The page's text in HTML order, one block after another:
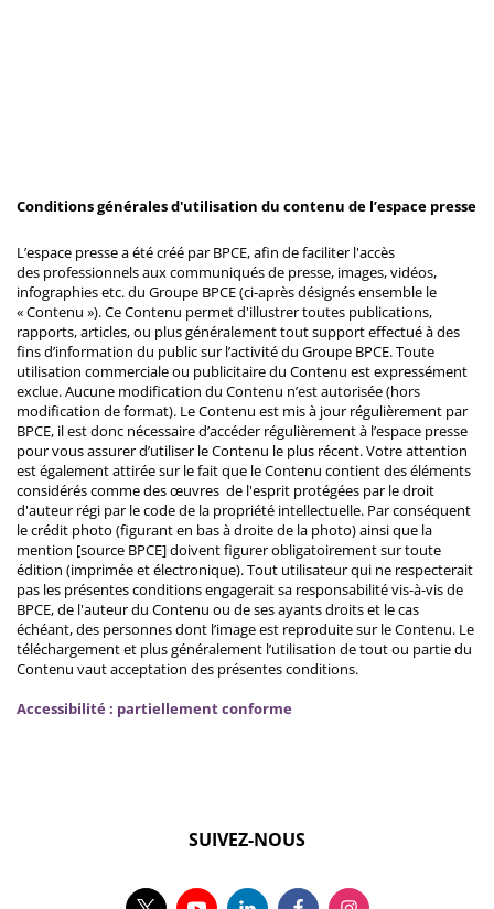
Conditions générales d'utilisation du contenu de l’espace presse
L’espace presse a été créé par BPCE, afin de faciliter l'accès
des professionnels aux communiqués de presse, images, vidéos,
infographies etc. du Groupe BPCE (ci-après désignés ensemble le
« Contenu »). Ce Contenu permet d'illustrer toutes publications,
rapports, articles, ou plus généralement tout support effectué à des
fins d’information du public sur l’activité du Groupe BPCE. Toute
utilisation commerciale ou publicitaire du Contenu est expressément
exclue. Aucune modification du Contenu n’est autorisée (hors
modification de format). Le Contenu est mis à jour régulièrement par
BPCE, il est donc nécessaire d’accéder régulièrement à l’espace presse
pour vous assurer d’utiliser le Contenu le plus récent. Votre attention
est également attirée sur le fait que le Contenu contient des éléments
considérés comme des œuvres de l'esprit protégées par le droit
d'auteur régi par le code de la propriété intellectuelle. Par conséquent
le crédit photo (figurant en bas à droite de la photo) ainsi que la
mention [source BPCE] doivent figurer obligatoirement sur toute
édition (imprimée et électronique). Tout utilisateur qui ne respecterait
pas les présentes conditions engagerait sa responsabilité vis-à-vis de
BPCE, de l'auteur du Contenu ou de ses ayants droits et le cas
échéant, des personnes dont l’image est reproduite sur le Contenu. Le
téléchargement et plus généralement l’utilisation de tout ou partie du
Contenu vaut acceptation des présentes conditions.
Accessibilité : partiellement conforme
SUIVEZ-NOUS